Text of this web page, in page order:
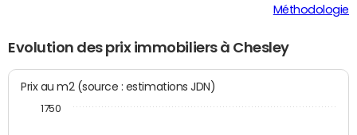
Méthodologie
Evolution des prix immobiliers à Chesley
Prix au m2 (source : estimations JDN)
1750